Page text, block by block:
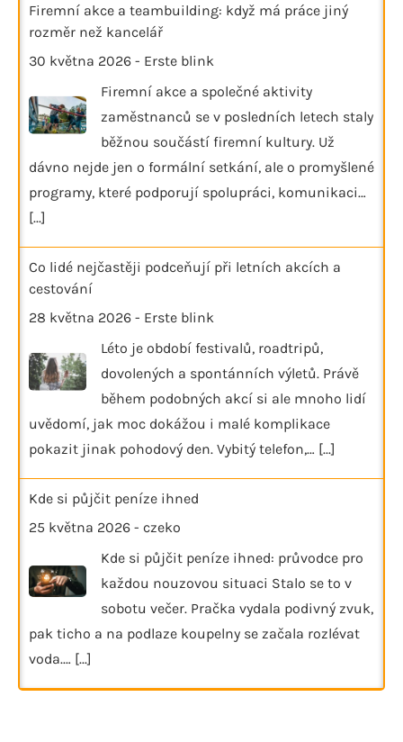
Firemní akce a teambuilding: když má práce jiný
rozměr než kancelář
30 května 2026 - Erste blink
Firemní akce a společné aktivity
zaměstnanců se v posledních letech staly
běžnou součástí firemní kultury. Už
dávno nejde jen o formální setkání, ale o promyšlené
programy, které podporují spolupráci, komunikaci…
[...]
Co lidé nejčastěji podceňují při letních akcích a
cestování
28 května 2026 - Erste blink
Léto je období festivalů, roadtripů,
dovolených a spontánních výletů. Právě
během podobných akcí si ale mnoho lidí
uvědomí, jak moc dokážou i malé komplikace
pokazit jinak pohodový den. Vybitý telefon,… [...]
Kde si půjčit peníze ihned
25 května 2026 - czeko
Kde si půjčit peníze ihned: průvodce pro
každou nouzovou situaci Stalo se to v
sobotu večer. Pračka vydala podivný zvuk,
pak ticho a na podlaze koupelny se začala rozlévat
voda.… [...]